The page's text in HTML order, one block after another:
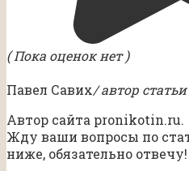
( Пока оценок нет )
Павел Савих/ автор статьи
Автор сайта pronikotin.ru.
Жду ваши вопросы по
ниже, обязательно отвечу!